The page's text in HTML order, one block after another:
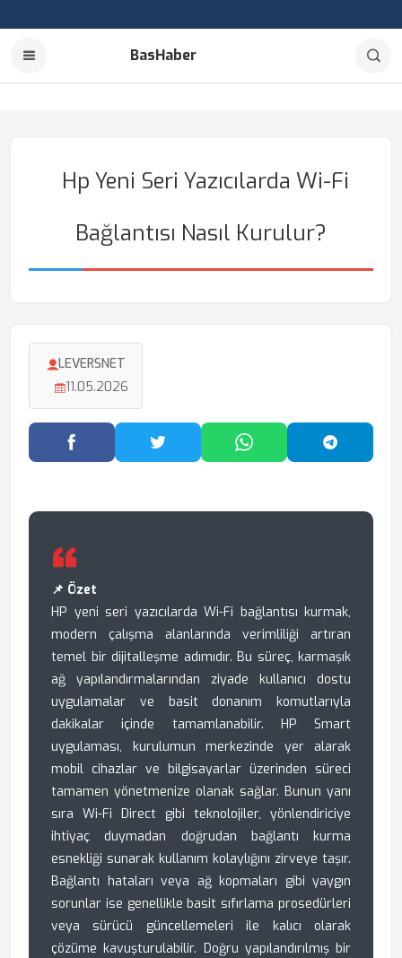
BasHaber
Hp Yeni Seri Yazıcılarda Wi-Fi
Bağlantısı Nasıl Kurulur?
LEVERSNET
11.05.2026
Facebook'ta PaylaşTwitter'da PaylaşWhatsApp'ta Paylaş
📌 Özet
HP yeni seri yazıcılarda Wi-Fi bağlantısı kurmak,
modern çalışma alanlarında verimliliği artıran
temel bir dijitalleşme adımıdır. Bu süreç, karmaşık
ağ yapılandırmalarından ziyade kullanıcı dostu
uygulamalar ve basit donanım komutlarıyla
dakikalar içinde tamamlanabilir. HP Smart
uygulaması, kurulumun merkezinde yer alarak
mobil cihazlar ve bilgisayarlar üzerinden süreci
tamamen yönetmenize olanak sağlar. Bunun yanı
sıra Wi-Fi Direct gibi teknolojiler, yönlendiriciye
ihtiyaç duymadan doğrudan bağlantı kurma
esnekliği sunarak kullanım kolaylığını zirveye taşır.
Bağlantı hataları veya ağ kopmaları gibi yaygın
sorunlar ise genellikle basit sıfırlama prosedürleri
veya sürücü güncellemeleri ile kalıcı olarak
çözüme kavuşturulabilir. Doğru yapılandırılmış bir